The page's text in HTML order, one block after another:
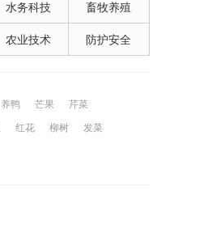
水务科技 畜牧养殖
农业技术 防护安全
养鸭 芒果
芹菜
红花 柳树
发菜